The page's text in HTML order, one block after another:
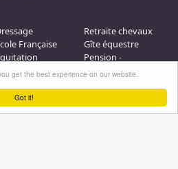
Got it!
get the best experience on our website.
Française
Promenade
Compétition - CSO
à
Retraite chevaux
Gîte équestre
Pension -
Poulinieres
Saut d obstacle